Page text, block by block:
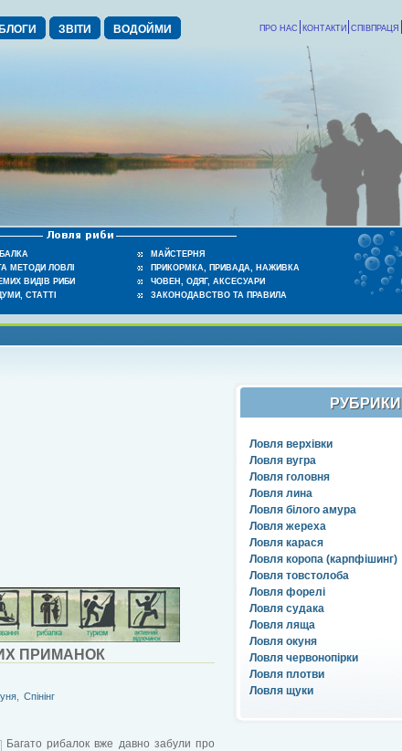
БЛОГИ ЗВІТИ ВОДОЙМИ СПІВПРАЦЯ
КОНТАКТИ
ПРО НАС
МЕТОДИ ЛОВЛІ
ВИДІВ РИБИ
СТАТТІ
МАЙСТЕРНЯ
ПРИКОРМКА, ПРИВАДА, НАЖИВКА
ЧОВЕН, ОДЯГ, АКСЕСУАРИ
ЗАКОНОДАВСТВО ТА ПРАВИЛА
РУБРИКИ
Ловля верхівки
Ловля вугра
Ловля головня
Ловля лина
Ловля білого амура
Ловля жереха
Ловля карася
Ловля коропа (карпфішинг)
Ловля товстолоба
Ловля форелі
Ловля судака
Ловля ляща
Ловля окуня
Ловля червонопірки
Ловля плотви
Ловля щуки
ПРИМАНОК
Спінінг
Багато рибалок вже давно забули про